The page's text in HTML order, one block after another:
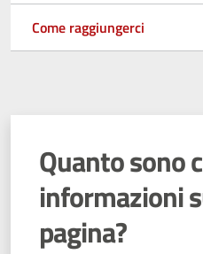
Come raggiungerci
Quanto sono
informazioni
pagina?